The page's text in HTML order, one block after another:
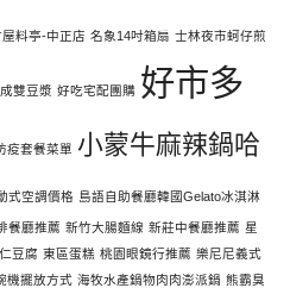
料亭-中正店 名象14吋箱扇 士林夜市蚵仔煎
雙豆漿 好吃宅配團購 好市多
疫套餐菜單 小蒙牛麻辣鍋哈
式空調價格 島語自助餐廳韓國Gelato冰淇淋
餐廳推薦 新竹大腸麵線 新莊中餐廳推薦 星
豆腐 東區蛋糕 桃園眼鏡行推薦 樂尼尼義式
機擺放方式 海牧水產鍋物肉肉澎派鍋 熊霸臭